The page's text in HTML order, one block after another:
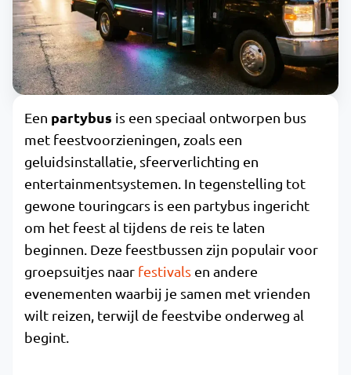
Een partybus is een speciaal ontworpen bus
met feestvoorzieningen, zoals een
geluidsinstallatie, sfeerverlichting en
entertainmentsystemen. In tegenstelling tot
gewone touringcars is een partybus ingericht
om het feest al tijdens de reis te laten
beginnen. Deze feestbussen zijn populair voor
groepsuitjes naar festivals en andere
evenementen waarbij je samen met vrienden
wilt reizen, terwijl de feestvibe onderweg al
begint.